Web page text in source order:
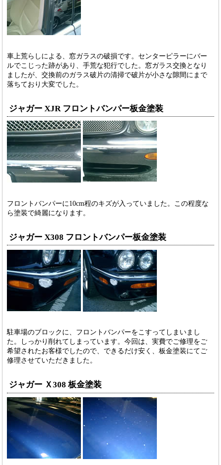
車上荒らしによる、窓ガラスの破損です。センターピラーにバー
ルでこじった跡があり、手荒な犯行でした。窓ガラス交換となり
ましたが、交換前のガラス破片の清掃で破片が小さな隙間にまで
落ちており大変でした。
ジャガー XJR フロントバンパー板金塗装
フロントバンパーに10cm程のキズが入っていました。この程度な
ら塗装で綺麗になります。
ジャガー X308 フロントバンパー板金塗装
駐車場のブロックに、フロントバンパーをこすってしまいまし
た。しっかり削れてしまっています。今回は、実費でご修理をご
希望されたお客様でしたので、できるだけ安く、板金塗装にてご
修理させていただきました。
ジャガー Ｘ308 板金塗装